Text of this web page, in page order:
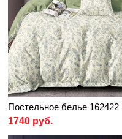
Постельное белье 162422
1740 руб.